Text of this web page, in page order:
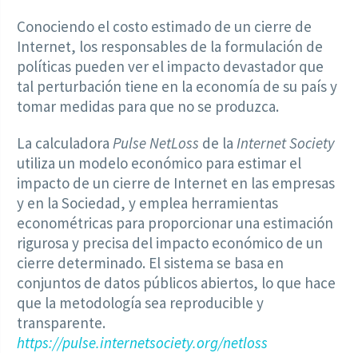
Conociendo el costo estimado de un cierre de
Internet, los responsables de la formulación de
políticas pueden ver el impacto devastador que
tal perturbación tiene en la economía de su país y
tomar medidas para que no se produzca.
La calculadora Pulse NetLoss de la Internet Society
utiliza un modelo económico para estimar el
impacto de un cierre de Internet en las empresas
y en la Sociedad, y emplea herramientas
econométricas para proporcionar una estimación
rigurosa y precisa del impacto económico de un
cierre determinado. El sistema se basa en
conjuntos de datos públicos abiertos, lo que hace
que la metodología sea reproducible y
transparente.
https://pulse.internetsociety.org/netloss